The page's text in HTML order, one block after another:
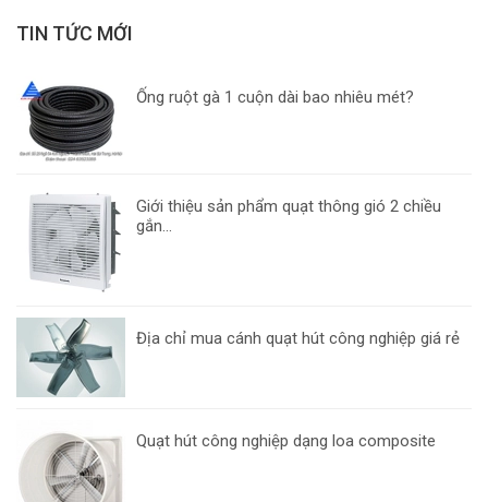
TIN TỨC MỚI
Ống ruột gà 1 cuộn dài bao nhiêu mét?
Giới thiệu sản phẩm quạt thông gió 2 chiều
gắn...
Địa chỉ mua cánh quạt hút công nghiệp giá rẻ
Quạt hút công nghiệp dạng loa composite